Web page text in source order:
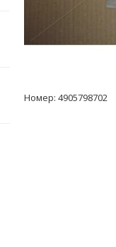
Номер: 4905798702